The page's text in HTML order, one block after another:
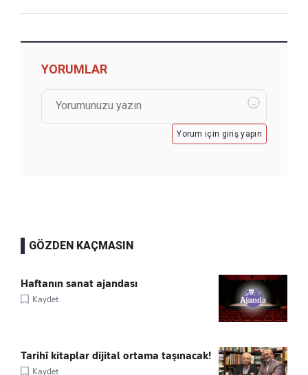
YORUMLAR
Yorum için giriş yapın
GÖZDEN KAÇMASIN
Haftanın sanat ajandası
Kaydet
Tarihî kitaplar dijital ortama taşınacak!
Kaydet